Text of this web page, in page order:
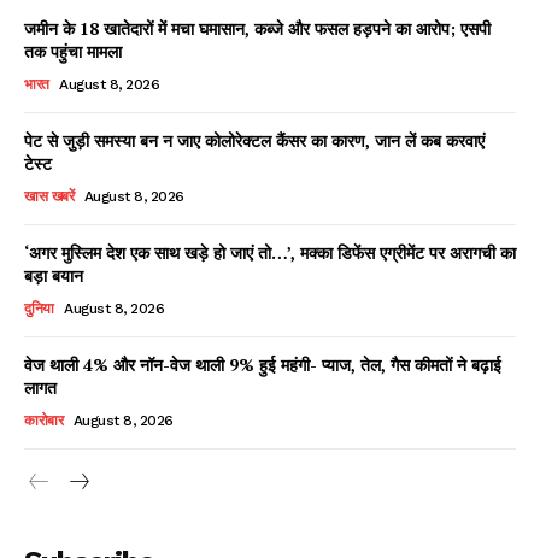
जमीन के 18 खातेदारों में मचा घमासान, कब्जे और फसल हड़पने का आरोप; एसपी
तक पहुंचा मामला
भारत August 8, 2026
पेट से जुड़ी समस्या बन न जाए कोलोरेक्टल कैंसर का कारण, जान लें कब करवाएं
टेस्ट
खास खबरें August 8, 2026
‘अगर मुस्लिम देश एक साथ खड़े हो जाएं तो…’, मक्का डिफेंस एग्रीमेंट पर अरागची का
बड़ा बयान
दुनिया August 8, 2026
वेज थाली 4% और नॉन-वेज थाली 9% हुई महंगी- प्याज, तेल, गैस कीमतों ने बढ़ाई
लागत
कारोबार August 8, 2026